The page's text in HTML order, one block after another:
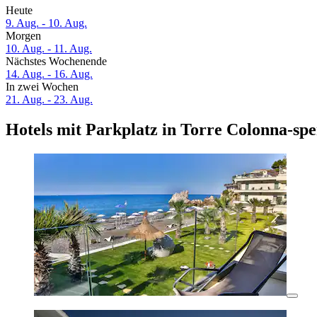
Heute
9. Aug. - 10. Aug.
Morgen
10. Aug. - 11. Aug.
Nächstes Wochenende
14. Aug. - 16. Aug.
In zwei Wochen
21. Aug. - 23. Aug.
Hotels mit Parkplatz in Torre Colonna-